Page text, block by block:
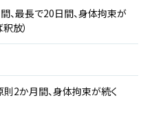
、最長で20日間、身体拘束が
放）
2か月間、身体拘束が続く